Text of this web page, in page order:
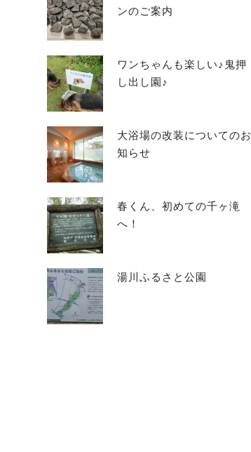
ンのご案内
ワンちゃんも楽しい♪鬼押
し出し園♪
大浴場の改装についてのお
知らせ
春くん、初めての千ヶ滝
へ！
湯川ふるさと公園